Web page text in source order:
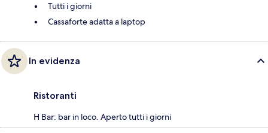
Tutti i giorni
Cassaforte adatta a laptop
In evidenza
Ristoranti
H Bar: bar in loco. Aperto tutti i giorni